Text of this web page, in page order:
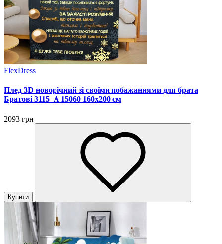
FlexDress
Плед 3D новорічний зі своїми побажаннями для брата
Братові 3115_A 15060 160х200 см
2093 грн
Купити